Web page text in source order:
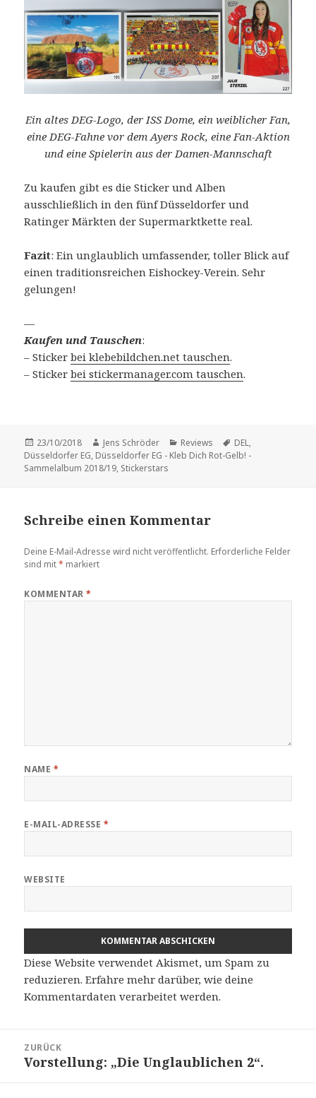
Ein altes DEG-Logo, der ISS Dome, ein weiblicher Fan,
eine DEG-Fahne vor dem Ayers Rock, eine Fan-Aktion
und eine Spielerin aus der Damen-Mannschaft
Zu kaufen gibt es die Sticker und Alben
ausschließlich in den fünf Düsseldorfer und
Ratinger Märkten der Supermarktkette real.
Fazit: Ein unglaublich umfassender, toller Blick auf
einen traditionsreichen Eishockey-Verein. Sehr
gelungen!
—
Kaufen und Tauschen:
– Stickerbei klebebildchen.net tauschen.
– Stickerbei stickermanager.com tauschen.
Veröffentlicht
am
23/10/2018 Autor
Jens Schröder Kategorien
Reviews Schlagwörter
DEL,
Düsseldorfer EG, Düsseldorfer EG - Kleb Dich Rot-Gelb! -
Sammelalbum 2018/19, Stickerstars
Schreibe einen Kommentar
Deine E-Mail-Adresse wird nicht veröffentlicht. Erforderliche Felder
sind mit* markiert
KOMMENTAR*
NAME *
E-MAIL-ADRESSE *
WEBSITE
Diese Website verwendet Akismet, um Spam zu
reduzieren.Erfahre mehr darüber, wie deine
Kommentardaten verarbeitet werden.
ZURÜCK
Vorheriger
Vorstellung: „Die Unglaublichen 2“.